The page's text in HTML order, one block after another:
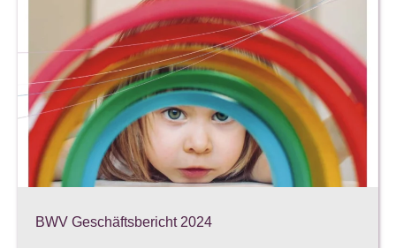
BWV Geschäftsbericht 2024